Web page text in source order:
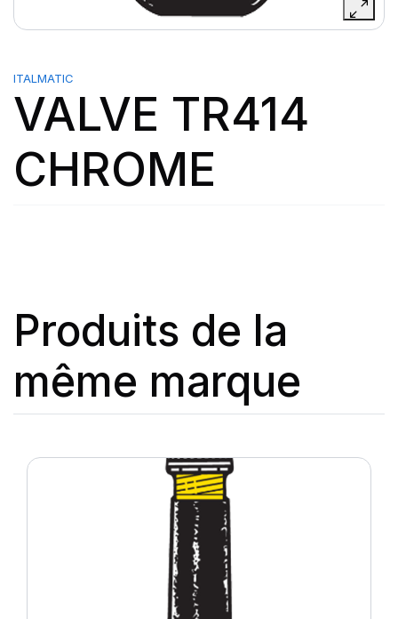
ITALMATIC
VALVE TR414
CHROME
Produits de la
même marque